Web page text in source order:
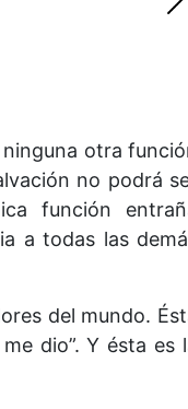
otra
no podrá
función
a todas las
del mundo.
dio”. Y ésta es